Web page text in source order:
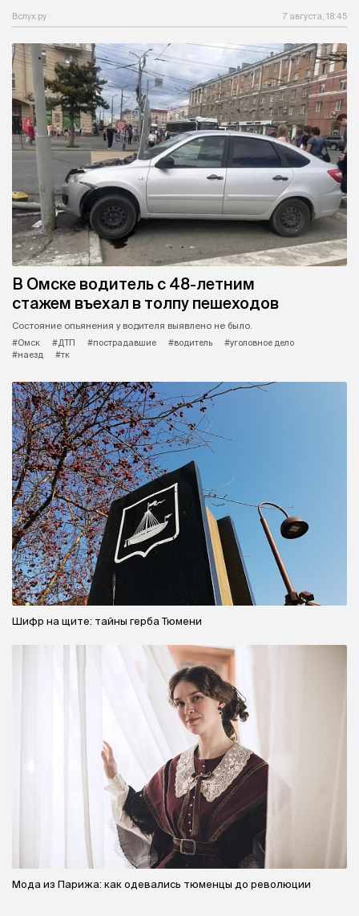
Вслух.ру 7 августа, 18:45
В Омске водитель с 48-летним
стажем въехал в толпу пешеходов
Состояние опьянения у водителя выявлено не было.
#Омск
#ДТП #пострадавшие #водитель
#уголовное дело
#наезд
#тк
Шифр на щите: тайны герба Тюмени
Мода из Парижа: как одевались тюменцы до революции